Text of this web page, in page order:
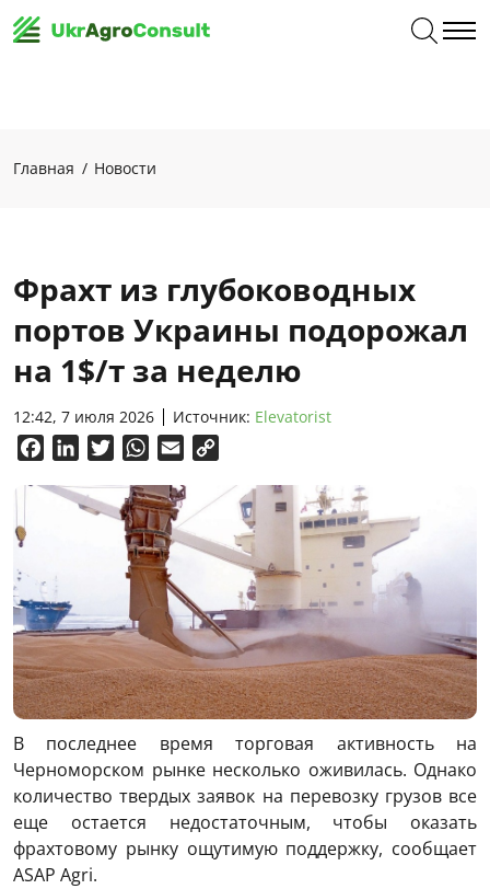
Главная Новости
Фрахт из глубоководных
портов Украины подорожал
на 1$/т за неделю
12:42, 7 июля 2026 Источник: Elevatorist
FacebookLinkedInTwitterWhatsApp
Email
В последнее время торговая активность на
Черноморском рынке несколько оживилась. Однако
количество твердых заявок на перевозку грузов все
еще остается недостаточным, чтобы оказать
фрахтовому рынку ощутимую поддержку, сообщает
ASAP Agri.